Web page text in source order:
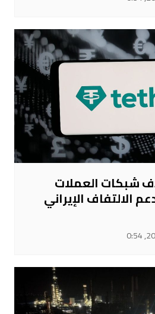
شبكات العملات
الالتفاف الإيراني